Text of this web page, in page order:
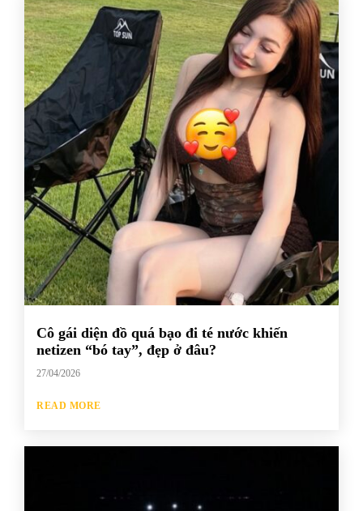
Cô gái diện đồ quá bạo đi té nước khiến
netizen “bó tay”, đẹp ở đâu?
27/04/2026
READ MORE